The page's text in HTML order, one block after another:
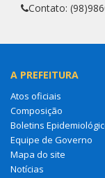
Contato:
A PREFEITURA
Atos oficiais
Composição
Boletins
Equipe de Governo
Mapa do site
Notícias